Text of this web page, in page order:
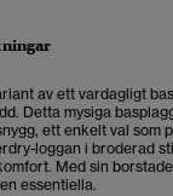
av ett vardagligt
Detta mysiga
ett enkelt val som
loggan i broderad
Med sin
essentiella.